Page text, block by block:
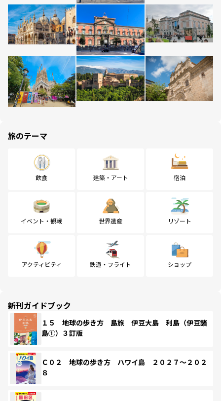
旅のテーマ
飲食 建築・アート 宿泊
イベント・観戦 世界遺産 リゾート
アクティビティ 鉄道・フライト ショップ
新刊ガイドブック
１５ 地球の歩き方 島旅 伊豆大島 利島（伊豆諸
島①）３訂版
Ｃ０２ 地球の歩き方 ハワイ島 ２０２７～２０２
８